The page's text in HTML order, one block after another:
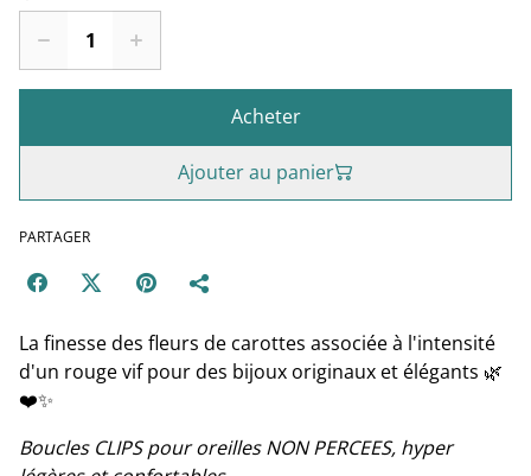
Acheter
Ajouter au panier
PARTAGER
La finesse des fleurs de carottes associée à l'intensité
d'un rouge vif pour des bijoux originaux et élégants 🌿
❤️✨
Boucles CLIPS pour oreilles NON PERCEES, hyper